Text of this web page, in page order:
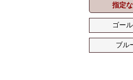
指定
ゴー
ブル